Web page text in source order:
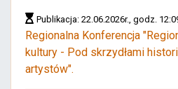
Publikacja: 22.06.2026r., godz.
Regionalna Konferencja
kultury - Pod skrzydłami
artystów".